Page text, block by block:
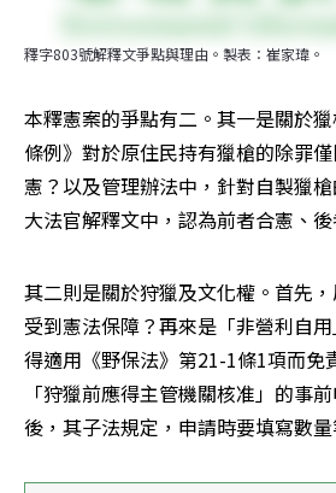
釋字803號解釋文爭點與理由。製表：崔家瑋。
本釋憲案的爭點有二。其一是關於
條例》對於原住民持有獵槍的除罪
憲？以及管理辦法中，針對自製獵
大法官解釋文中，認為前者合憲、後
其二則是關於狩獵及文化權。首先
受到憲法保障？再來是「非營利自
得適用《野保法》第21-1條1項而免
「狩獵前應得主管機關核准」的事
後，其子法規定，申請時要填寫數